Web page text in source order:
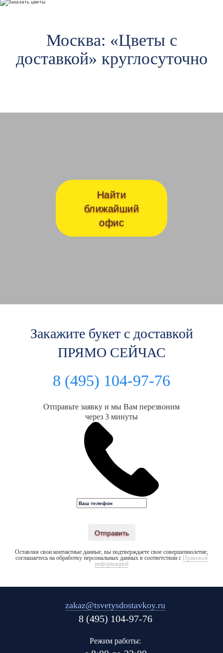
Москва: «Цветы c
доставкой» круглосуточно
Найти
ближайший
офис
Закажите букет с доставкой
ПРЯМО СЕЙЧАС
8 (495) 104-97-76
Отправьте заявку и мы Вам перезвоним
через 3 минуты
Отправить
Оставляя свои контактные данные, вы подтверждаете свое совершеннолетие,
соглашаетесь на обработку персональных данных в соответствии с Правовой
информацией
zakaz@tsvetysdostavkoy.ru
8 (495) 104-97-76
Режим работы: